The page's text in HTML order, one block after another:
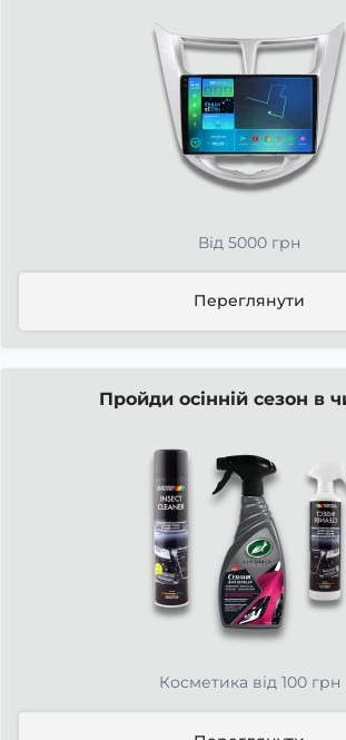
Від 5000 грн
Переглянути
Пройди осінній сезон в
Косметика від 100 грн